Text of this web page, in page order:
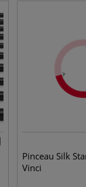
Pinceau Silk
Vinci